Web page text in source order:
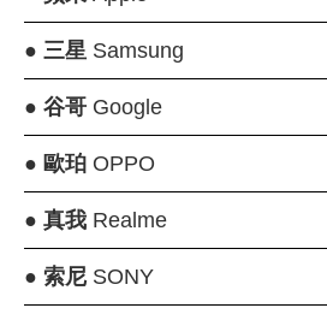
● 三星 Samsung
● 谷哥Google
● 歐珀OPPO
● 真我Realme
● 索尼SONY